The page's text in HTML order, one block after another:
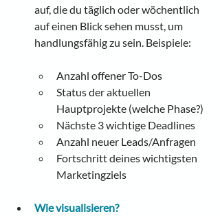
auf, die du täglich oder wöchentlich
auf einen Blick sehen musst, um
handlungsfähig zu sein. Beispiele:
Anzahl offener To-Dos
Status der aktuellen
Hauptprojekte (welche Phase?)
Nächste 3 wichtige Deadlines
Anzahl neuer Leads/Anfragen
Fortschritt deines wichtigsten
Marketingziels
Wie visualisieren?